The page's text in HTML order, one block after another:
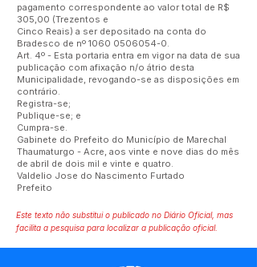
pagamento correspondente ao valor total de R$
305,00 (Trezentos e
Cinco Reais) a ser depositado na conta do
Bradesco de nº 1060 0506054-0.
Art. 4º - Esta portaria entra em vigor na data de sua
publicação com afixação n/o átrio desta
Municipalidade, revogando-se as disposições em
contrário.
Registra-se;
Publique-se; e
Cumpra-se.
Gabinete do Prefeito do Município de Marechal
Thaumaturgo - Acre, aos vinte e nove dias do mês
de abril de dois mil e vinte e quatro.
Valdelio Jose do Nascimento Furtado
Prefeito
Este texto não substitui o publicado no Diário Oficial, mas
facilita a pesquisa para localizar a publicação oficial.